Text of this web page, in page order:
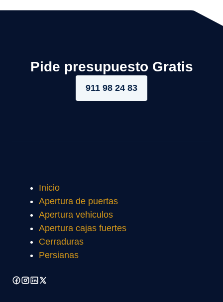
Pide presupuesto Gratis
911 98 24 83
Inicio
Apertura de puertas
Apertura vehiculos
Apertura cajas fuertes
Cerraduras
Persianas